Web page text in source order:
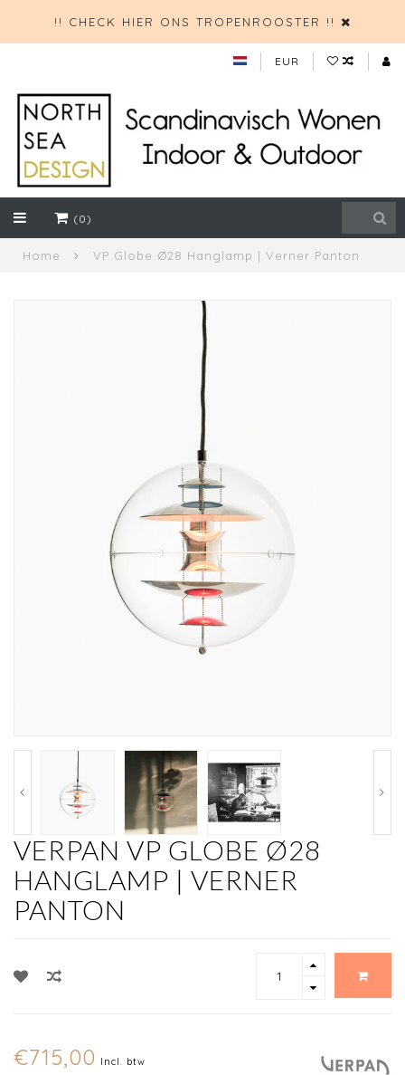
!! CHECK HIER ONS TROPENROOSTER !!
EUR
(0)
Home VP Globe Ø28 Hanglamp | Verner Panton
VERPAN VP GLOBE Ø28
HANGLAMP | VERNER
PANTON
€715,00 Incl. btw